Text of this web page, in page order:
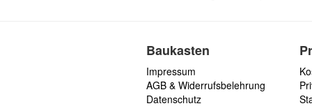
Baukasten
Impressum
AGB & Widerrufsbelehrung
Datenschutz